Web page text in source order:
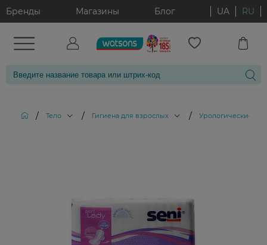
Бренды Магазины Блог UA RU
/ Тело / Гигиена для взрослых / Урологические